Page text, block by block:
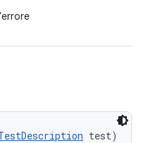
test)